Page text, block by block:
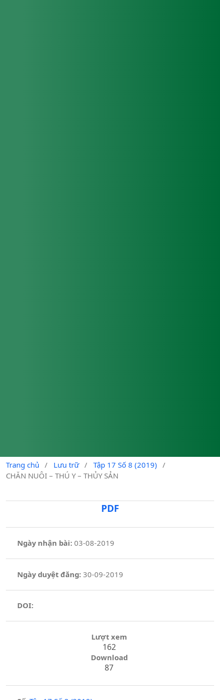
Trang chủ / Lưu trữ / Tập 17 Số 8 (2019)
/
CHĂN NUÔI – THÚ Y – THỦY SẢN
PDF
Ngày nhận bài: 03-08-2019
Ngày duyệt đăng:30-09-2019
DOI:
Lượt xem
162
Download
87